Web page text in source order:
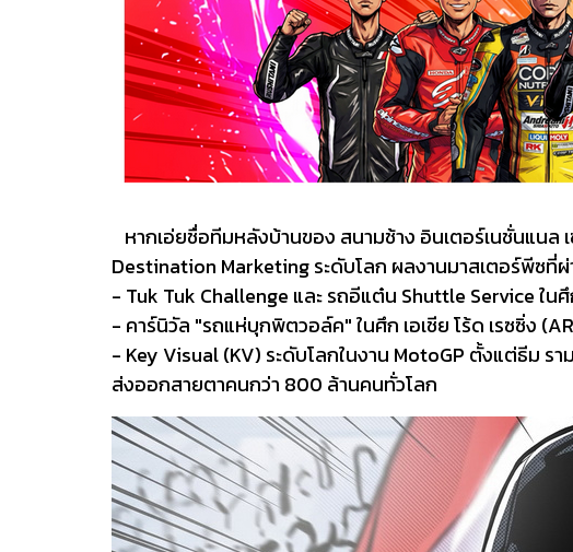
หากเอ่ยชื่อทีมหลังบ้านของ สนามช้าง อินเตอร์เนชั่นแนล
Destination Marketing ระดับโลก ผลงานมาสเตอร์พีซที่ผ่
- Tuk Tuk Challenge และ รถอีแต๋น Shuttle Service ใ
- คาร์นิวัล "รถแห่บุกพิตวอล์ค" ในศึก เอเชีย โร้ด เรซซิ่ง
- Key Visual (KV) ระดับโลกในงาน MotoGP ตั้งแต่ธีม
ส่งออกสายตาคนกว่า 800 ล้านคนทั่วโลก